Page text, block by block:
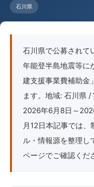
石川県
石川県で公募されて
年能登半島地震等に
建支援事業費補助金
ます。地域: 石川県
2026年6月8日～
月12日本記事では
ル・情報源を整理し
ページでご確認くだ